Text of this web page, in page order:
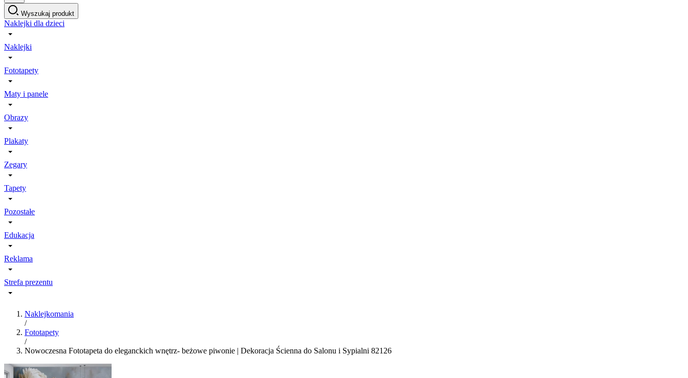
Wyszukaj produkt
Naklejki dla dzieci
Naklejki
Fototapety
Maty i panele
Obrazy
Plakaty
Zegary
Tapety
Pozostałe
Edukacja
Reklama
Strefa prezentu
Naklejkomania
/
Fototapety
/
Nowoczesna Fototapeta do eleganckich wnętrz- beżowe piwonie | Dekoracja Ścienna do Salonu i Sypialni 82126